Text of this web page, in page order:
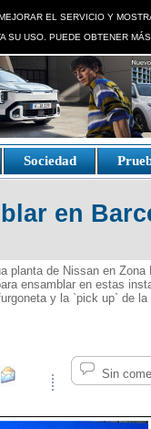
EL SERVICIO Y
SU USO. PUEDE OBTENER
Sociedad
en
planta de Nissan en
ensamblar en estas
y la `pick up` de
Sin